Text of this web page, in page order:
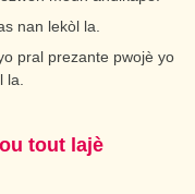
nan lekòl la.
pral prezante pwojè yo
tout lajè